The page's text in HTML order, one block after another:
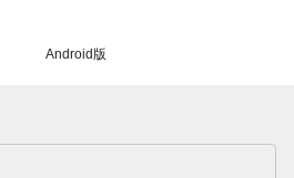
Android版